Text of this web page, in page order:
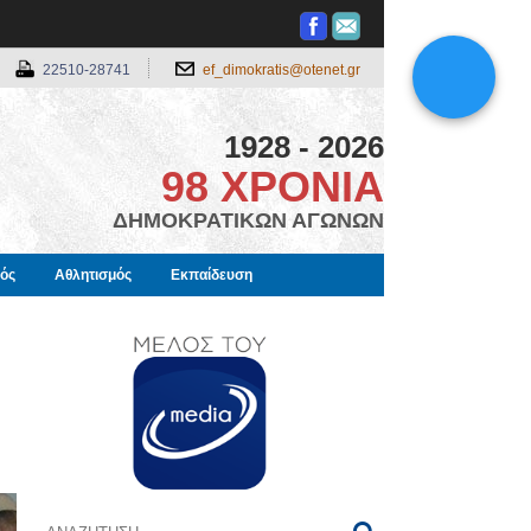
22510-28741 ef_dimokratis@otenet.gr
1928 - 2026
98 ΧΡΟΝΙΑ
ΔΗΜΟΚΡΑΤΙΚΩΝ ΑΓΩΝΩΝ
Αθλητισμός Εκπαίδευση